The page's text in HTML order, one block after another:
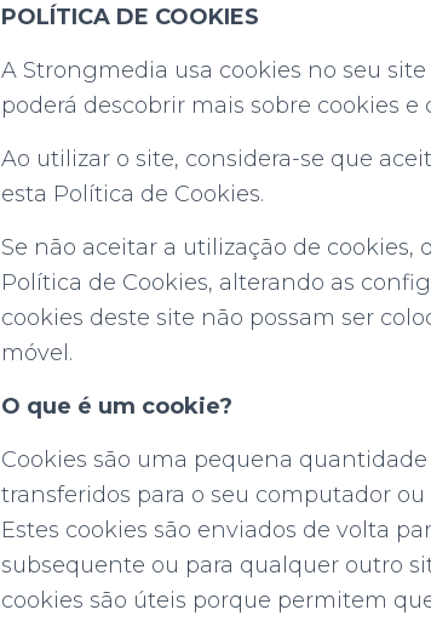
POLÍTICA DE COOKIES
A Strongmedia usa cookies no seu
poderá descobrir mais sobre cookies e
Ao utilizar o site, considera-se que
esta Política de Cookies.
Se não aceitar a utilização de
Política de Cookies, alterando as
cookies deste site não possam ser
móvel.
O que é um cookie?
Cookies são uma pequena
transferidos para o seu computador
Estes cookies são enviados de volta
subsequente ou para qualquer outro
cookies são úteis porque permitem